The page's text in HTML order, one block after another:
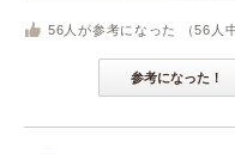
56 人が参考になった （56 人
参考になった！